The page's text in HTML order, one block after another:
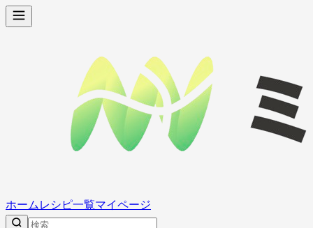
ホームレシピ一覧マイページ